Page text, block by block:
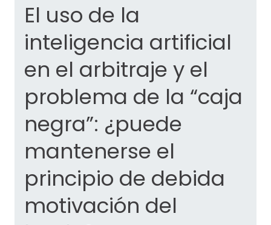
El uso de la
inteligencia artificial
en el arbitraje y el
problema de la “caja
negra”: ¿puede
mantenerse el
principio de debida
motivación del